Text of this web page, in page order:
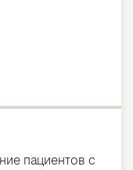
пациентов с